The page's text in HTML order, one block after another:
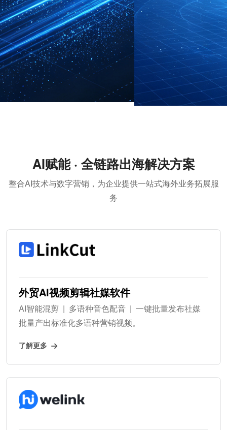
AI赋能 · 全链路出海解决方案
整合AI技术与数字营销，为企业提供一站式海外业务拓展服
务
外贸AI视频剪辑社媒软件
AI智能混剪 | 多语种音色配音 | 一键批量发布社媒
批量产出标准化多语种营销视频。
了解更多